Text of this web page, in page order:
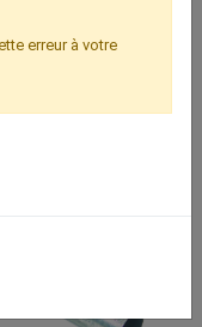
erreur à votre